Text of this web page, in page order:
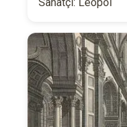
Sanatçı: Leopol